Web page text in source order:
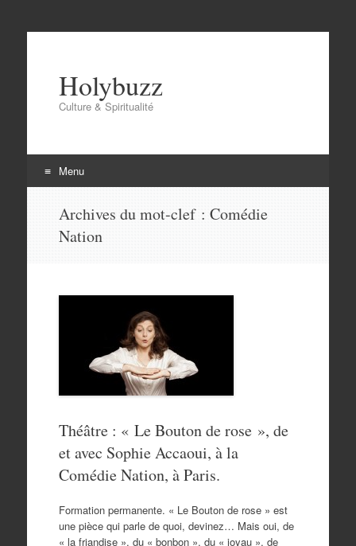
Holybuzz
Culture & Spiritualité
Menu
contenu
Archives du mot-clef : Comédie
Nation
Théâtre : « Le Bouton de rose », de
et avec Sophie Accaoui, à la
Comédie Nation, à Paris.
Formation permanente. « Le Bouton de rose » est
une pièce qui parle de quoi, devinez… Mais oui, de
« la friandise », du « bonbon », du « joyau », de